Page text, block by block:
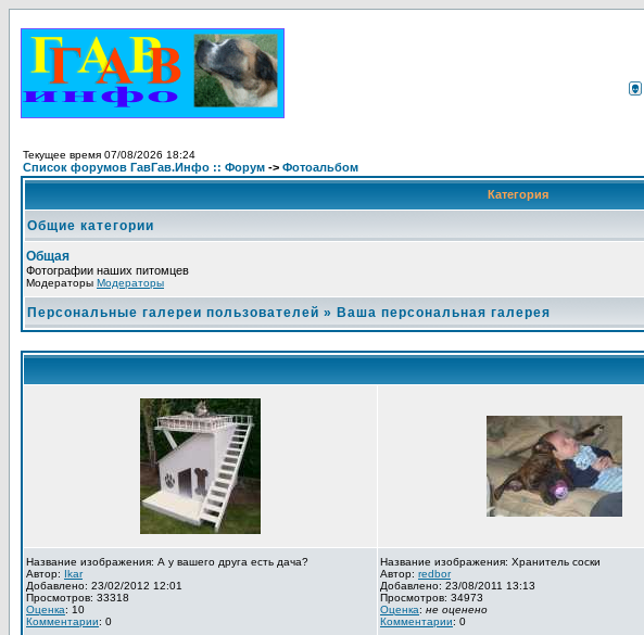
Текущее время 07/08/2026 18:24
Список форумов ГавГав.Инфо :: Форум -> Фотоальбом
Категория
Общие категории
Общая
Фотографии наших питомцев
Модераторы Модераторы
Персональные галереи пользователей » Ваша персональная галерея
Название изображения: А у вашего друга есть дача?
Автор: Ikar
Добавлено: 23/02/2012 12:01
Просмотров: 33318
Оценка: 10
Комментарии: 0
Название изображения: Хранитель соски
Автор: redbor
Добавлено: 23/08/2011 13:13
Просмотров: 34973
Оценка: не оценено
Комментарии: 0